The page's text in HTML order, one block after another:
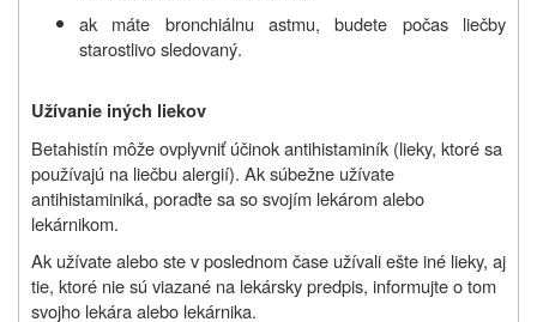
ak máte bronchiálnu astmu, budete počas liečby
starostlivo sledovaný.
Užívanie iných liekov
Betahistín môže ovplyvniť účinok antihistaminík (lieky, ktoré sa
používajú na liečbu alergií). Ak súbežne užívate
antihistaminiká, poraďte sa so svojím lekárom alebo
lekárnikom.
Ak užívate alebo ste v poslednom čase užívali ešte iné lieky, aj
tie, ktoré nie sú viazané na lekársky predpis, informujte o tom
svojho lekára alebo lekárnika.